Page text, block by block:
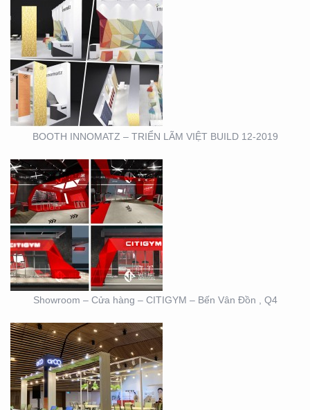
BOOTH INNOMATZ – TRIỂN LÃM VIỆT BUILD 12-2019
SHOWROOM – CỬA
HÀNG – CITIGYM – BẾN
VÂN ĐỒN , Q4
Showroom – Cửa hàng – CITIGYM – Bến Vân Đồn , Q4
BOOTH TRIỄN LÃM
CIRCO TẠI GEM
CENTER
BOOTH TRIỄN LÃM
DOVE